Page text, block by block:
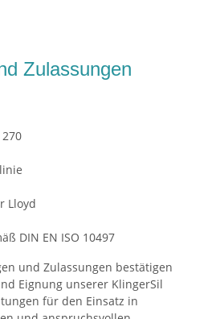
Zulassungen
270
Lloyd
DIN EN ISO 10497
und Zulassungen bestätigen
Eignung unserer KlingerSil
für den Einsatz in